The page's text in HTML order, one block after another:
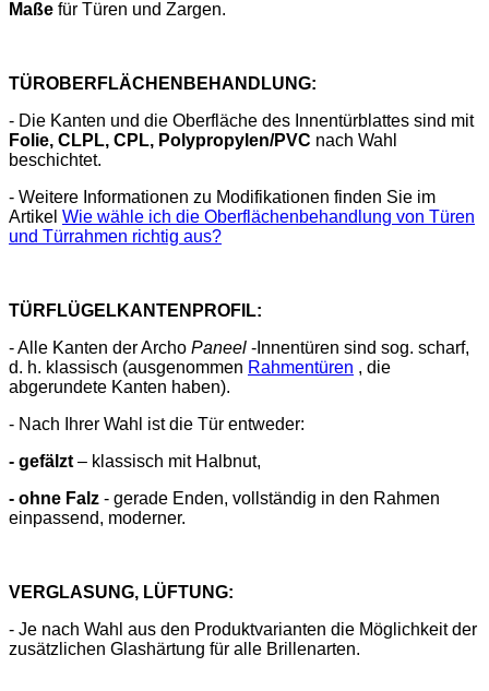
Maße für Türen und Zargen.
TÜROBERFLÄCHENBEHANDLUNG:
- Die Kanten und die Oberfläche des Innentürblattes sind mit
Folie, CLPL, CPL, Polypropylen/PVC nach Wahl
beschichtet.
- Weitere Informationen zu Modifikationen finden Sie im
Artikel Wie wähle ich die Oberflächenbehandlung von Türen
und Türrahmen richtig aus?
TÜRFLÜGELKANTENPROFIL:
- Alle Kanten der Archo Paneel -Innentüren sind sog. scharf,
d. h. klassisch (ausgenommen Rahmentüren , die
abgerundete Kanten haben).
- Nach Ihrer Wahl ist die Tür entweder:
- gefälzt – klassisch mit Halbnut,
- ohne Falz - gerade Enden, vollständig in den Rahmen
einpassend, moderner.
VERGLASUNG, LÜFTUNG:
- Je nach Wahl aus den Produktvarianten die Möglichkeit der
zusätzlichen Glashärtung für alle Brillenarten.